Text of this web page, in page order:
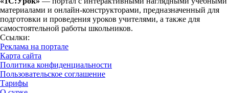
материалами и онлайн-конструкторами, предназначенный для
подготовки и проведения уроков учителями, а также для
самостоятельной работы школьников.
Ссылки:
Реклама на портале
Карта сайта
Политика конфиденциальности
Пользовательское соглашение
Тарифы